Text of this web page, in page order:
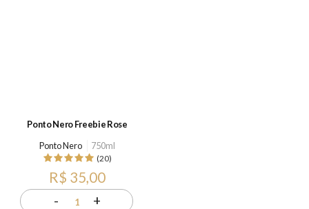
Ponto Nero Freebie Rose
Ponto Nero
750ml
(20)
R$ 35,00
- 1 +